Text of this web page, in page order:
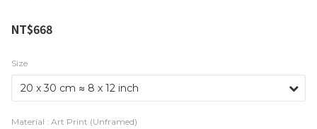
NT$668
Size
Material : Art Print (Unframed)